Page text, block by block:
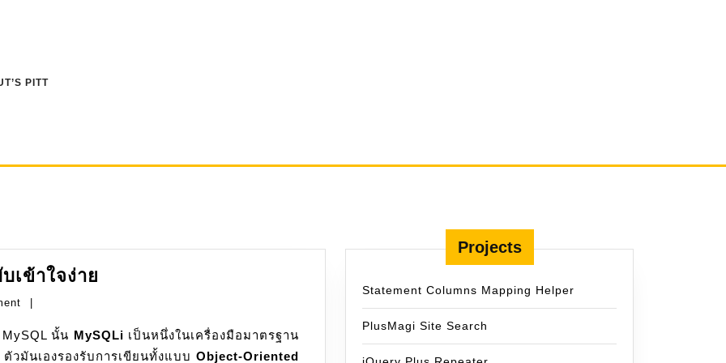
PITT
เข้าใจง่าย
งาน
นั้น MySQLi เป็นหนึ่งในเครื่องมือมาตรฐาน
วมันเองรองรับการเขียนทั้งแบบ Object-Oriented
Projects
Statement Columns Mapping Helper
PlusMagi Site Search